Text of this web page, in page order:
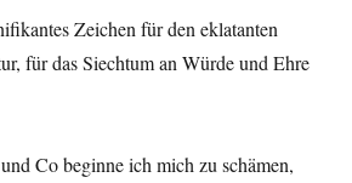
Zeichen für den eklatanten
für das Siechtum an Würde und Ehre
Co beginne ich mich zu schämen,